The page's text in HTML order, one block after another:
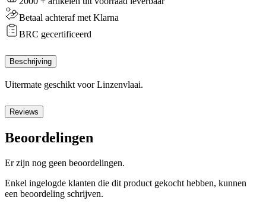
Betaal achteraf met Klarna
BRC gecertificeerd
Beschrijving
Uitermate geschikt voor Linzenvlaai.
Reviews
Beoordelingen
Er zijn nog geen beoordelingen.
Enkel ingelogde klanten die dit product gekocht hebben, kunnen
een beoordeling schrijven.